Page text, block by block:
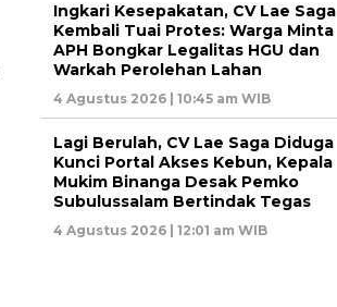
Ingkari Kesepakatan, CV Lae Saga
Kembali Tuai Protes: Warga Minta
APH Bongkar Legalitas HGU dan
Warkah Perolehan Lahan
4 Agustus 2026 | 10:45 am WIB
Lagi Berulah, CV Lae Saga Diduga
Kunci Portal Akses Kebun, Kepala
Mukim Binanga Desak Pemko
Subulussalam Bertindak Tegas
4 Agustus 2026 | 12:01 am WIB